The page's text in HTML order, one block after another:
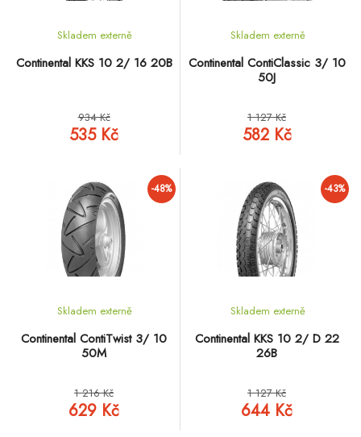
Continental KKS 10 2/ 16 20B
Skladem externě
934 Kč
535 Kč
Continental ContiClassic 3/ 10
50J
Skladem externě
1 127 Kč
582 Kč
-48%
Continental ContiTwist 3/ 10
50M
Skladem externě
1 216 Kč
629 Kč
-43%
Continental KKS 10 2/ D 22
26B
Skladem externě
1 127 Kč
644 Kč